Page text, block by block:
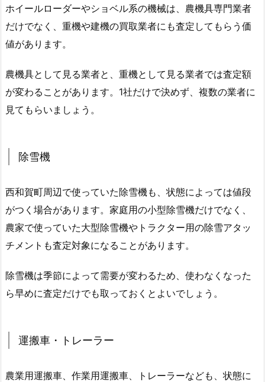
ホイールローダーやショベル系の機械は、農機具専門業者
だけでなく、重機や建機の買取業者にも査定してもらう価
値があります。
農機具として見る業者と、重機として見る業者では査定額
が変わることがあります。1社だけで決めず、複数の業者に
見てもらいましょう。
除雪機
西和賀町周辺で使っていた除雪機も、状態によっては値段
がつく場合があります。家庭用の小型除雪機だけでなく、
農家で使っていた大型除雪機やトラクター用の除雪アタッ
チメントも査定対象になることがあります。
除雪機は季節によって需要が変わるため、使わなくなった
ら早めに査定だけでも取っておくとよいでしょう。
運搬車・トレーラー
農業用運搬車、作業用運搬車、トレーラーなども、状態に